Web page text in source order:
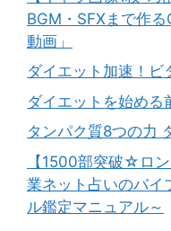
BGM・SFXまで作
動画」
ダイエット加速！ビ
ダイエットを始め
タンパク質8つの力
【1500部突破☆ロ
業ネット占いのバイ
ル鑑定マニュアル～